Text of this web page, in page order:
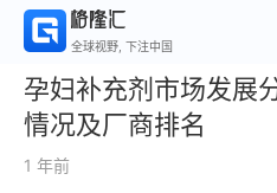
全球视野, 下注中国
孕妇补充剂市场发展
情况及厂商排名
1 年前